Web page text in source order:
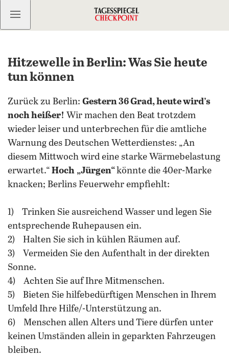
Kostenlos anmelden
Hitzewelle in Berlin: Was Sie heute
tun können
Zurück zu Berlin: Gestern 36 Grad, heute wird’s
noch heißer! Wir machen den Beat trotzdem
wieder leiser und unterbrechen für die amtliche
Warnung des Deutschen Wetterdienstes: „An
diesem Mittwoch wird eine starke Wärmebelastung
erwartet.“ Hoch „Jürgen“könnte die 40er-Marke
knacken; Berlins Feuerwehr empfiehlt:
1) Trinken Sie ausreichend Wasser und legen Sie
entsprechende Ruhepausen ein.
2) Halten Sie sich in kühlen Räumen auf.
3) Vermeiden Sie den Aufenthalt in der direkten
Sonne.
4) Achten Sie auf Ihre Mitmenschen.
5) Bieten Sie hilfebedürftigen Menschen in Ihrem
Umfeld Ihre Hilfe/-Unterstützung an.
6) Menschen allen Alters und Tiere dürfen unter
keinen Umständen allein in geparkten Fahrzeugen
bleiben.